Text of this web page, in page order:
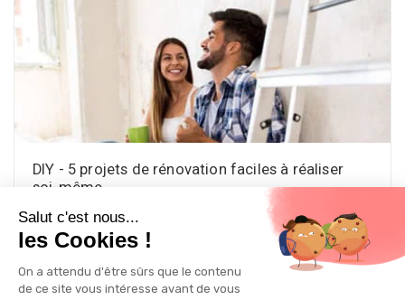
DIY - 5 projets de rénovation faciles à réaliser
soi-même